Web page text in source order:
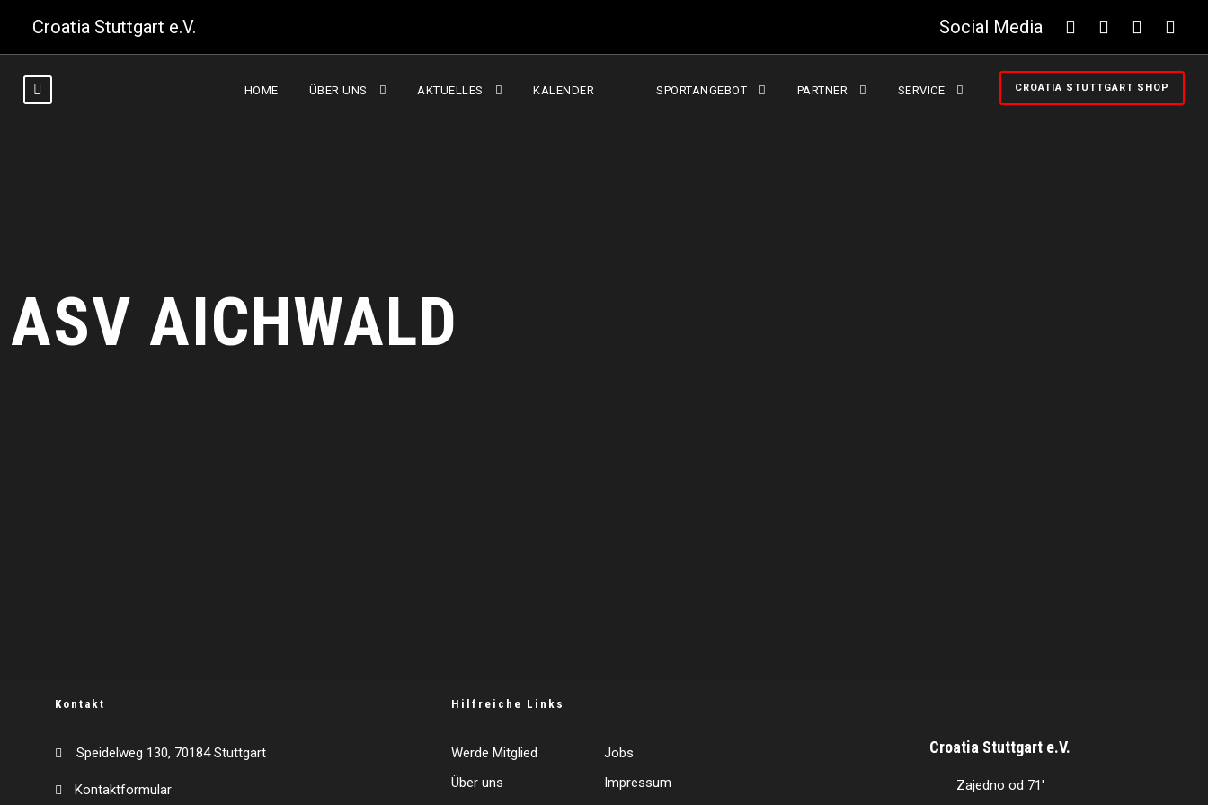
Croatia Stuttgart e.V. Social Media
HOME ÜBER UNS AKTUELLES KALENDER SPORTANGEBOT PARTNER SERVICE CROATIA STUTTGART SHOP
ASV AICHWALD
Kontakt
Speidelweg 130, 70184 Stuttgart
Kontaktformular
Hilfreiche Links
Werde Mitglied
Jobs
Über uns
Impressum
Croatia Stuttgart e.V.
Zajedno od 71'